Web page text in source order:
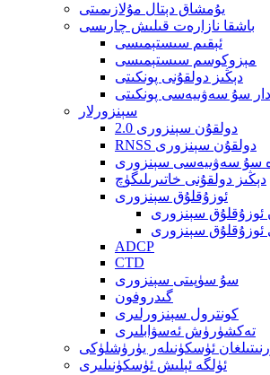
يۇمشاق دېتال مۇلازىمىتى
باشقا نازارەت قىلىش چارىسى
ئېقىم سىستېمىسى
مېزوكوسم سىستېمىسى
دېڭىز دولقۇنى پونكىتى
سۇ سەۋىيەسى پونكىتى
سېنزورلار
دولقۇن سېنزورى 2.0
RNSS دولقۇن سېنزورى
سۇ سەۋىيەسى سېنزورى
دېڭىز دولقۇنى خاتىرىلىگۈچ
ئوزۇقلۇق سېنزورى
ئوزۇقلۇق سېنزورى
ئوزۇقلۇق سېنزورى
ADCP
CTD
سۇ سۈپىتى سېنزورى
گىدروفون
كونترول سېنزورلىرى
تەكشۈرۈش ئەسۋابلىرى
ئۈسكۈنىلەر يۈرۈشلۈكى
ئۈلگە ئېلىش ئۈسكۈنىلىرى